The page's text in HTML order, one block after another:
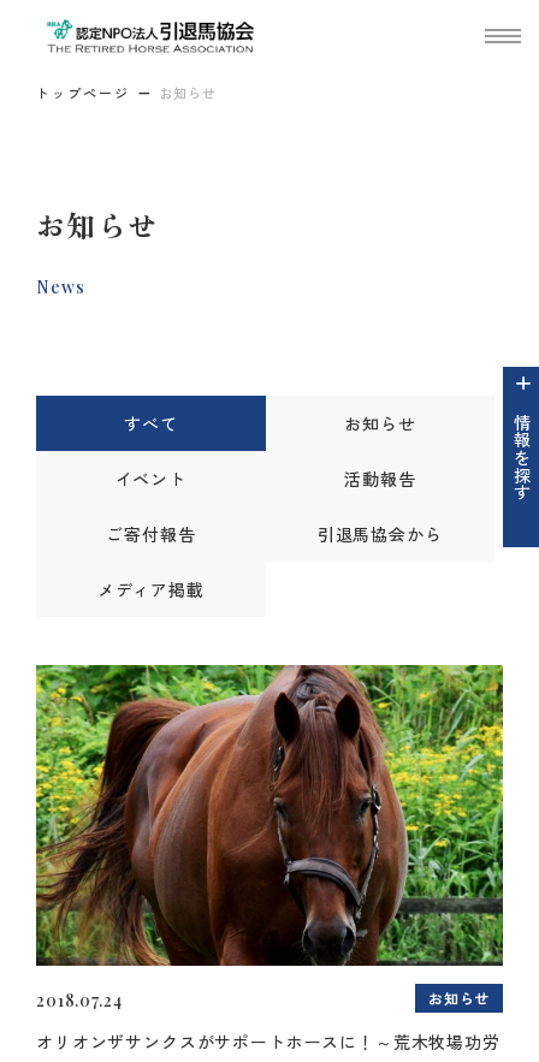
トップページ お知らせ
お知らせ
News
情報を探す
すべて お知らせ
イベント 活動報告
ご寄付報告 引退馬協会から
メディア掲載
2018.07.24 お知らせ
オリオンザサンクスがサポートホースに！～荒木牧場功労